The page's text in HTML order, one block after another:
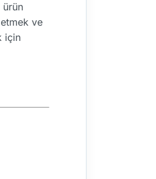
ürün
ve
için